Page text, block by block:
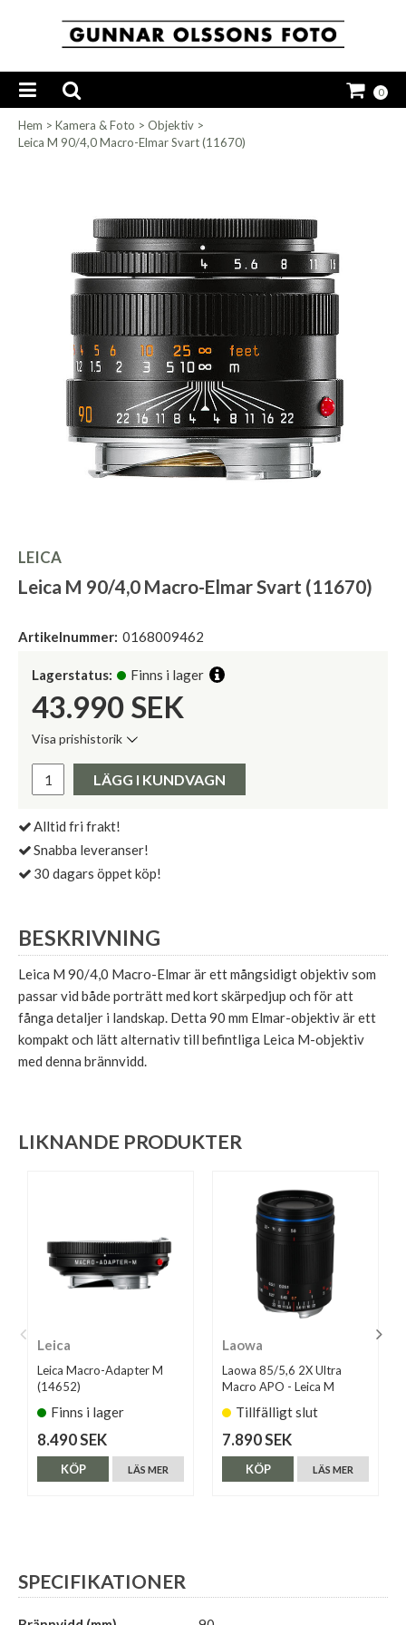
0
Hem > Kamera & Foto > Objektiv >
Leica M 90/4,0 Macro-Elmar Svart (11670)
LEICA
Leica M 90/4,0 Macro-Elmar Svart (11670)
Artikelnummer: 0168009462
Lagerstatus: Finns i lager
43.990 SEK
Visa prishistorik
Pris:
LÄGG I KUNDVAGN
Alltid fri frakt!
Snabba leveranser!
30 dagars öppet köp!
BESKRIVNING
Leica M 90/4,0 Macro-Elmar är ett mångsidigt objektiv som
passar vid både porträtt med kort skärpedjup och för att
fånga detaljer i landskap. Detta 90 mm Elmar-objektiv är ett
kompakt och lätt alternativ till befintliga Leica M-objektiv
med denna brännvidd.
LIKNANDE PRODUKTER
Leica
Leica Macro-Adapter M
(14652)
Finns i lager
8.490 SEK
LÄS MER
KÖP
Laowa
Laowa 85/5,6 2X Ultra
Macro APO - Leica M
Tillfälligt slut
7.890 SEK
LÄS MER
KÖP
SPECIFIKATIONER